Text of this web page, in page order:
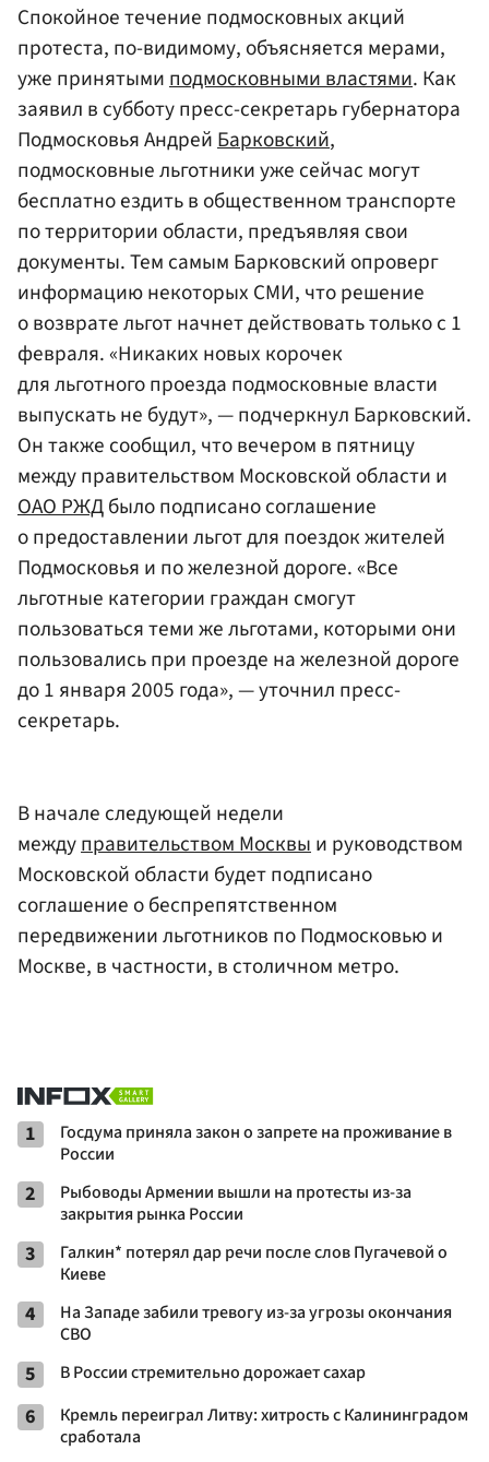
Спокойное течение подмосковных акций
протеста, по-видимому, объясняется мерами,
уже принятымиподмосковными властями. Как
заявил в субботу пресс-секретарь губернатора
Подмосковья АндрейБарковский,
подмосковные льготники уже сейчас могут
бесплатно ездить в общественном транспорте
по территории области, предъявляя свои
документы. Тем самым Барковский опроверг
информацию некоторых СМИ, что решение
о возврате льгот начнет действовать только с 1
февраля. «Никаких новых корочек
для льготного проезда подмосковные власти
выпускать не будут», — подчеркнул Барковский.
Он также сообщил, что вечером в пятницу
между правительством Московской области и
ОАО РЖДбыло подписано соглашение
о предоставлении льгот для поездок жителей
Подмосковья и по железной дороге. «Все
льготные категории граждан смогут
пользоваться теми же льготами, которыми они
пользовались при проезде на железной дороге
до 1 января 2005 года», — уточнил пресс-
секретарь.
В начале следующей недели
междуправительством Москвыи руководством
Московской области будет подписано
соглашение о беспрепятственном
передвижении льготников по Подмосковью и
Москве, в частности, в столичном метро.
1
Госдума приняла закон о запрете на проживание в
России
2
Рыбоводы Армении вышли на протесты из-за
закрытия рынка России
3
Галкин* потерял дар речи после слов Пугачевой о
Киеве
4
На Западе забили тревогу из-за угрозы окончания
СВО
5 В России стремительно дорожает сахар
6
Кремль переиграл Литву: хитрость с Калининградом
сработала